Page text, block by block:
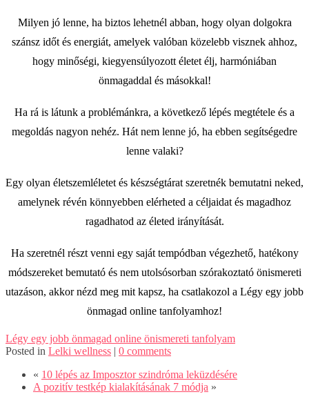
Milyen jó lenne, ha biztos lehetnél abban, hogy olyan dolgokra
szánsz időt és energiát, amelyek valóban közelebb visznek ahhoz,
hogy minőségi, kiegyensúlyozott életet élj, harmóniában
önmagaddal és másokkal!
Ha rá is látunk a problémánkra, a következő lépés megtétele és a
megoldás nagyon nehéz. Hát nem lenne jó, ha ebben segítségedre
lenne valaki?
Egy olyan életszemléletet és készségtárat szeretnék bemutatni neked,
amelynek révén könnyebben elérheted a céljaidat és magadhoz
ragadhatod az életed irányítását.
Ha szeretnél részt venni egy saját tempódban végezhető, hatékony
módszereket bemutató és nem utolsósorban szórakoztató önismereti
utazáson, akkor nézd meg mit kapsz, ha csatlakozol a Légy egy jobb
önmagad online tanfolyamhoz!
Légy egy jobb önmagad online önismereti tanfolyam
Posted in Lelki wellness | 0 comments
« 10 lépés az Imposztor szindróma leküzdésére
A pozitív testkép kialakításának 7 módja »